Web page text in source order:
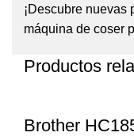
¡Descubre nuevas
máquina de coser
Productos
Brother